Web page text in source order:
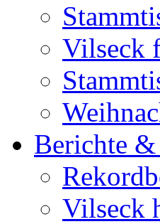
Vilseck
Berichte
Vilseck